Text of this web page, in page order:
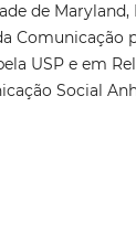
de Maryland,
Comunicação
USP e em
Social